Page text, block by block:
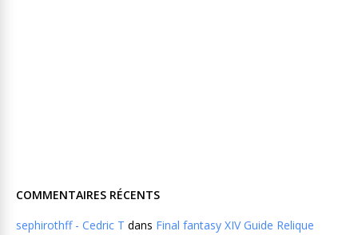
COMMENTAIRES RÉCENTS
sephirothff - Cedric T dans Final fantasy XIV Guide Relique